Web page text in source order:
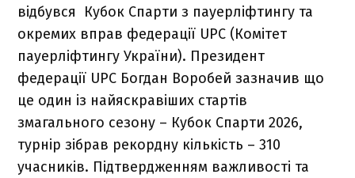
відбувся Кубок Спарти з пауерліфтингу та
окремих вправ федерації UPC (Комітет
пауерліфтингу України). Президент
федерації UPC Богдан Воробей зазначив що
це один із найяскравіших стартів
змагального сезону – Кубок Спарти 2026,
турнір зібрав рекордну кількість – 310
учасників. Підтвердженням важливості та